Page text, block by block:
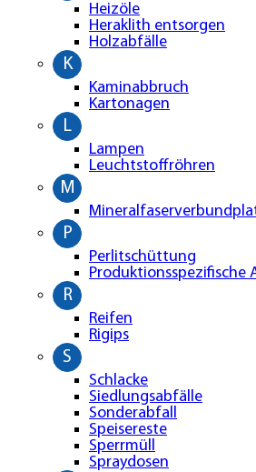
Heizöle
Heraklith entsorgen
Holzabfälle
K
Kaminabbruch
Kartonagen
L
Lampen
Leuchtstoffröhren
M
P
Perlitschüttung
Produktionsspezifische
R
Reifen
Rigips
S
Schlacke
Siedlungsabfälle
Sonderabfall
Speisereste
Sperrmüll
Spraydosen